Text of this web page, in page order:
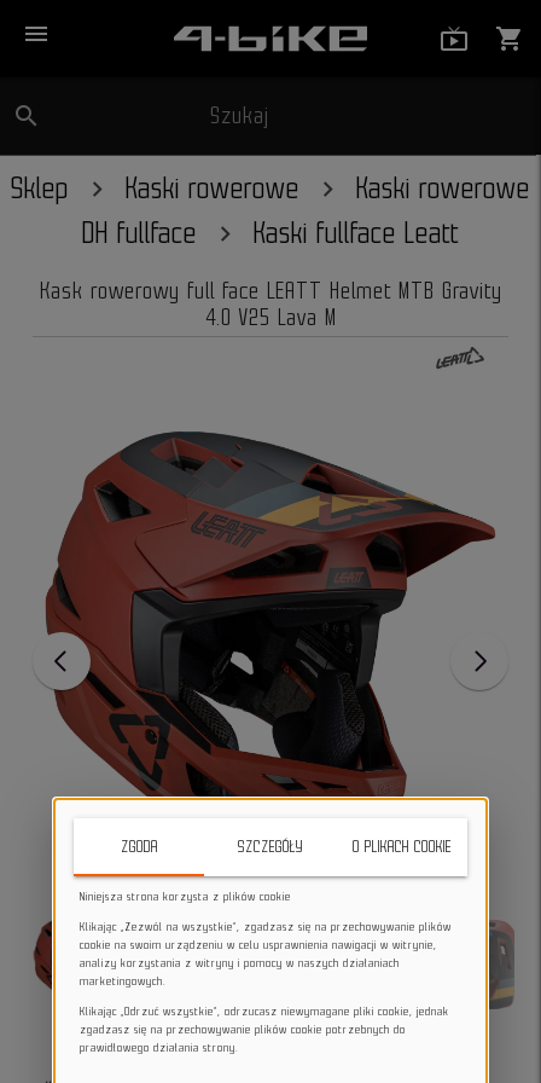
menu shopping_cart
search Szukaj
Sklep Kaski rowerowe
Kaski rowerowe
DH fullface
Kaski fullface Leatt
Kask rowerowy full face LEATT Helmet MTB Gravity
4.0 V25 Lava M
ZGODA SZCZEGÓŁY O PLIKACH COOKIE
Niniejsza strona korzysta z plików cookie
Klikając „Zezwól na wszystkie”, zgadzasz się na przechowywanie plików
cookie na swoim urządzeniu w celu usprawnienia nawigacji w witrynie,
analizy korzystania z witryny i pomocy w naszych działaniach
marketingowych.
Klikając „Odrzuć wszystkie”, odrzucasz niewymagane pliki cookie, jednak
zgadzasz się na przechowywanie plików cookie potrzebnych do
prawidłowego działania strony.